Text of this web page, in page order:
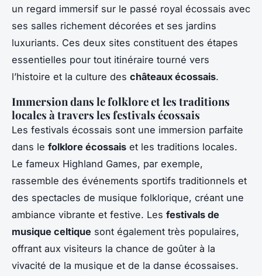
un regard immersif sur le passé royal écossais avec
ses salles richement décorées et ses jardins
luxuriants. Ces deux sites constituent des étapes
essentielles pour tout itinéraire tourné vers
l’histoire et la culture des châteaux écossais.
Immersion dans le folklore et les traditions
locales à travers les festivals écossais
Les festivals écossais sont une immersion parfaite
dans le folklore écossais et les traditions locales.
Le fameux Highland Games, par exemple,
rassemble des événements sportifs traditionnels et
des spectacles de musique folklorique, créant une
ambiance vibrante et festive. Les festivals de
musique celtique sont également très populaires,
offrant aux visiteurs la chance de goûter à la
vivacité de la musique et de la danse écossaises.